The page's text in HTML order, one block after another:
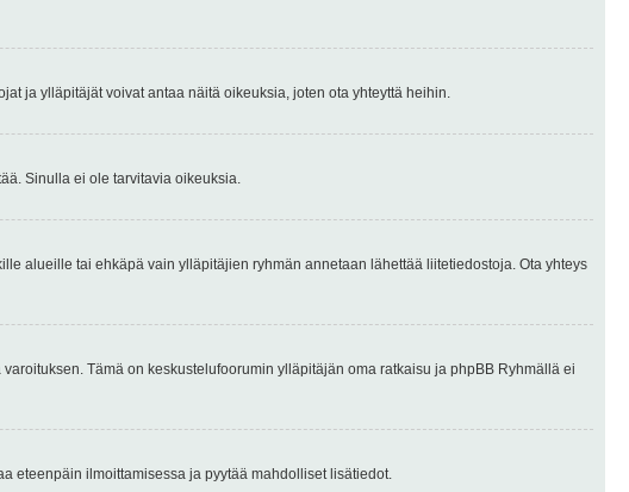
ja ylläpitäjät voivat antaa näitä oikeuksia, joten ota yhteyttä heihin.
Sinulla ei ole tarvitavia oikeuksia.
alueille tai ehkäpä vain ylläpitäjien ryhmän annetaan lähettää liitetiedostoja. Ota yhteys
Tämä on keskustelufoorumin ylläpitäjän oma ratkaisu ja phpBB Ryhmällä ei
eteenpäin ilmoittamisessa ja pyytää mahdolliset lisätiedot.